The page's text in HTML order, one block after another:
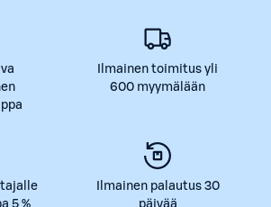
Ilmainen toimitus yli
600 myymälään
5 %
Ilmainen palautus 30
päivää